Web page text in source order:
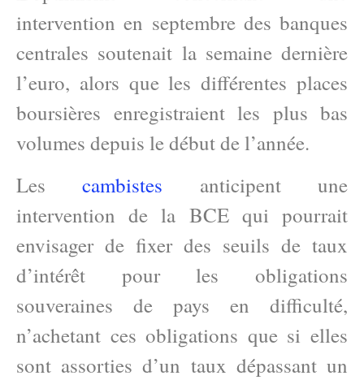
intervention en septembre des banques
centrales soutenait la semaine dernière
l’euro, alors que les différentes places
boursières enregistraient les plus bas
volumes depuis le début de l’année.
Lescambistes anticipent une
intervention de la BCE qui pourrait
envisager de fixer des seuils de taux
d’intérêt pour les obligations
souveraines de pays en difficulté,
n’achetant ces obligations que si elles
sont assorties d’un taux dépassant un